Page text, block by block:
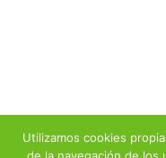
Utilizamos cookies